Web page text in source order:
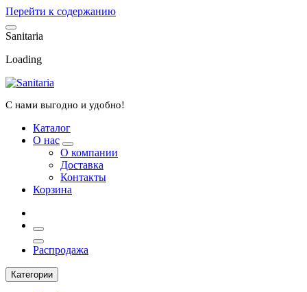
Перейти к содержанию
Sanitaria
Loading
С нами выгодно и удобно!
Каталог
О нас
О компании
Доставка
Контакты
Корзина
Распродажа
Категории